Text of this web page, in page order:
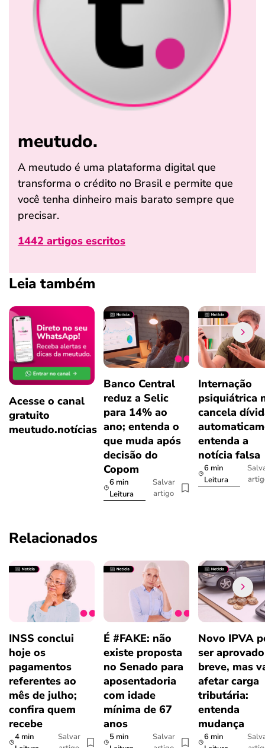
meutudo.
A meutudo é uma plataforma digital que
transforma o crédito no Brasil e permite que
você tenha dinheiro mais barato sempre que
precisar.
1442 artigos escritos
Leia também
Acesse o canal
gratuito
meutudo.notícias
Banco Central
reduz a Selic
para 14% ao
ano; entenda o
que muda após
decisão do
Copom
6 min
Leitura
Salvar
artigo
Internação
psiquiátrica
cancela
entenda a
notícia falsa
6 min
Leitura
Relacionados
INSS conclui
hoje os
pagamentos
referentes ao
mês de julho;
confira quem
recebe
4 min
Salvar
É #FAKE: não
existe proposta
no Senado para
aposentadoria
com idade
mínima de 67
anos
5 min
Salvar
Novo IPVA
ser
breve, mas
afetar carga
tributária:
entenda
mudança
6 min